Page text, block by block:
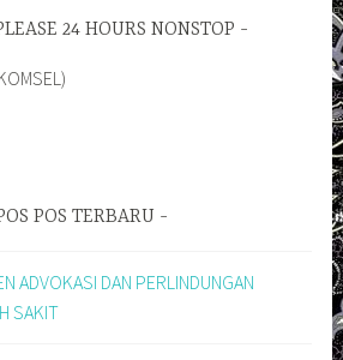
24 HOURS NONSTOP
POS TERBARU
ADVOKASI DAN PERLINDUNGAN
SAKIT